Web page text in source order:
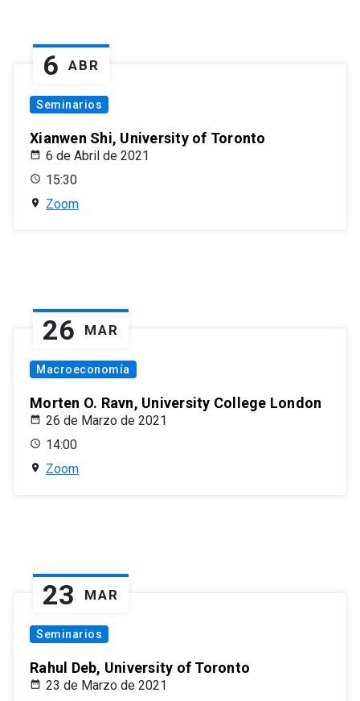
6 ABR
Seminarios
Xianwen Shi, University of Toronto
6 de Abril de 2021
15:30
Zoom
26 MAR
Macroeconomía
Morten O. Ravn, University College London
26 de Marzo de 2021
14:00
Zoom
23 MAR
Seminarios
Rahul Deb, University of Toronto
23 de Marzo de 2021